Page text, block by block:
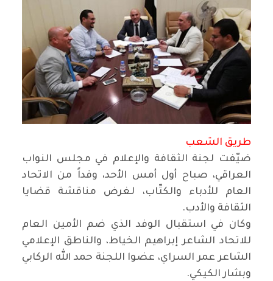
طريق الشعب
ضيّفت لجنة الثقافة والإعلام في مجلس النواب
العراقي، صباح أول أمس الأحد، وفداً من الاتحاد
العام للأدباء والكتّاب، لغرض مناقشة قضايا
الثقافة والأدب.
وكان في استقبال الوفد الذي ضم الأمين العام
للاتحاد الشاعر إبراهيم الخياط، والناطق الإعلامي
الشاعر عمر السراي، عضوا اللجنة حمد الله الركابي
وبشار الكيكي.